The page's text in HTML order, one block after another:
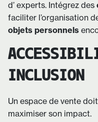
d’ experts. Intégrez des
faciliter l’organisation
objets personnels
INCLUSION
Un espace de vente
maximiser son impact.